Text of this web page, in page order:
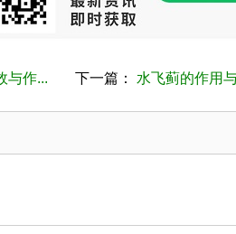
与作... 下一篇： 水飞蓟的作用